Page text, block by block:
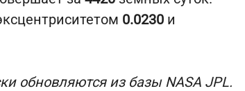
0.0230 и
обновляются из базы NASA JPL.